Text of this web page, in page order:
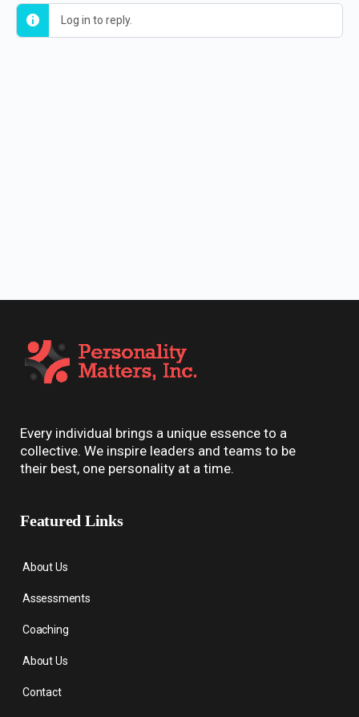
Log in to reply.
Every individual brings a unique essence to a
collective. We inspire leaders and teams to be
their best, one personality at a time.
Featured Links
About Us
Assessments
Coaching
About Us
Contact